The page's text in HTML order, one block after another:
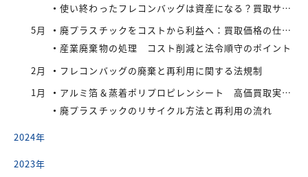
使い終わったフレコンバッグは資産になる？買取サービスを活用したリサイクル戦略
5月
廃プラスチックをコストから利益へ：買取価格の仕組みと高値で売るコツ
産業廃棄物の処理 コスト削減と法令順守のポイント
2月
フレコンバッグの廃棄と再利用に関する法規制
1月
アルミ箔＆蒸着ポリプロピレンシート 高価買取実施中
廃プラスチックのリサイクル方法と再利用の流れ
2024年
2023年